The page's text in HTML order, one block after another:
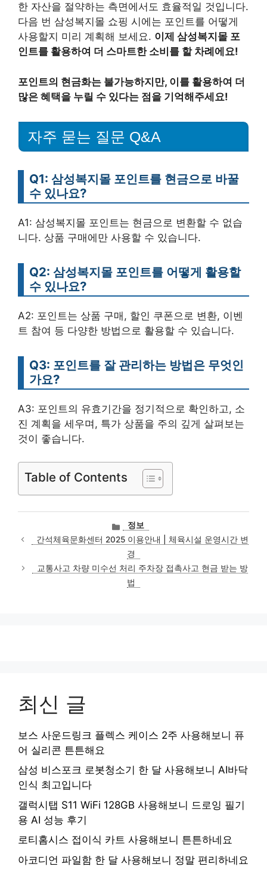
한 자산을 절약하는 측면에서도 효율적일 것입니다.
다음 번 삼성복지몰 쇼핑 시에는 포인트를 어떻게
사용할지 미리 계획해 보세요. 이제 삼성복지몰 포
인트를 활용하여 더 스마트한 소비를 할 차례에요!
포인트의 현금화는 불가능하지만, 이를 활용하여 더
많은 혜택을 누릴 수 있다는 점을 기억해주세요!
자주 묻는 질문 Q&A
Q1: 삼성복지몰 포인트를 현금으로 바꿀
수 있나요?
A1: 삼성복지몰 포인트는 현금으로 변환할 수 없습
니다. 상품 구매에만 사용할 수 있습니다.
Q2: 삼성복지몰 포인트를 어떻게 활용할
수 있나요?
A2: 포인트는 상품 구매, 할인 쿠폰으로 변환, 이벤
트 참여 등 다양한 방법으로 활용할 수 있습니다.
Q3: 포인트를 잘 관리하는 방법은 무엇인
가요?
A3: 포인트의 유효기간을 정기적으로 확인하고, 소
진 계획을 세우며, 특가 상품을 주의 깊게 살펴보는
것이 좋습니다.
Table of Contents
카
테
고
리
정보
간석체육문화센터 2025 이용안내 | 체육시설 운영시간 변
경
교통사고 차량 미수선 처리 주차장 접촉사고 현금 받는 방
법
최신 글
보스 사운드링크 플렉스 케이스 2주 사용해보니 퓨
어 실리콘 튼튼해요
삼성 비스포크 로봇청소기 한 달 사용해보니 AI바닥
인식 최고입니다
갤럭시탭 S11 WiFi 128GB 사용해보니 드로잉 필기
용 AI 성능 후기
로티홈시스 접이식 카트 사용해보니 튼튼하네요
아코디언 파일함 한 달 사용해보니 정말 편리하네요